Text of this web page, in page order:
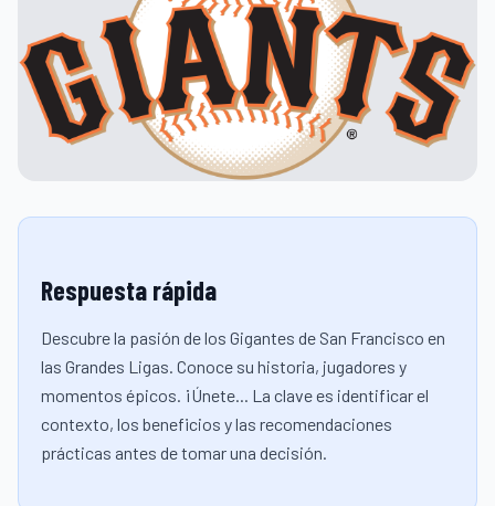
Respuesta rápida
Descubre la pasión de los Gigantes de San Francisco en
las Grandes Ligas. Conoce su historia, jugadores y
momentos épicos. ¡Únete... La clave es identificar el
contexto, los beneficios y las recomendaciones
prácticas antes de tomar una decisión.